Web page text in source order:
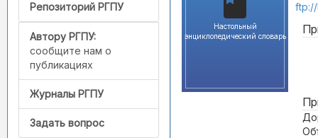
Репозиторий РГПУ
Автору РГПУ:
сообщите нам о
публикациях
Журналы РГПУ
Задать вопрос
Настольный
энциклопедический словарь